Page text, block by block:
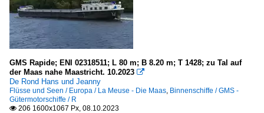
GMS Rapide; ENI 02318511; L 80 m; B 8.20 m; T 1428; zu Tal auf
der Maas nahe Maastricht. 10.2023 
De Rond Hans und Jeanny
Flüsse und Seen / Europa / La Meuse - Die Maas Binnenschiffe / GMS -
Gütermotorschiffe / R
 206 1600x1067 Px, 08.10.2023